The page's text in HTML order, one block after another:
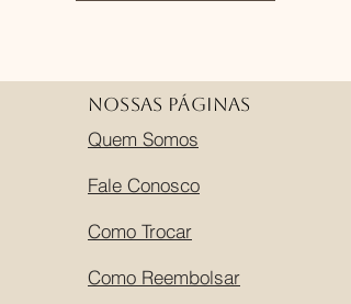
Nossas Páginas
Quem Somos
Fale Conosco
Como Trocar
Como Reembolsar